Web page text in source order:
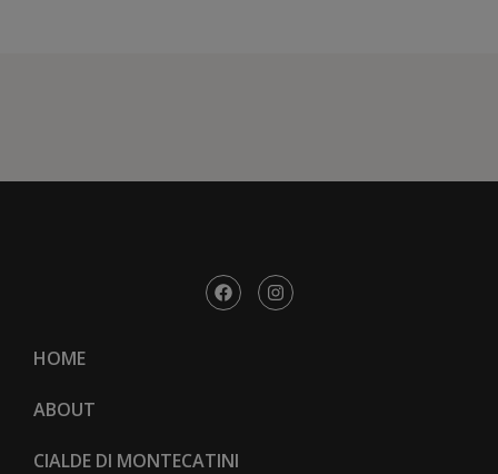
HOME
ABOUT
CIALDE DI MONTECATINI